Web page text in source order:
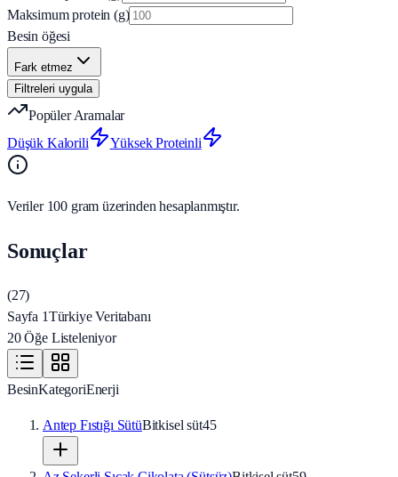
Maksimum protein (g)
Besin öğesi
Fark etmez
Filtreleri uygula
Popüler Aramalar
Düşük Kalorili
Yüksek Proteinli
Veriler 100 gram üzerinden hesaplanmıştır.
Sonuçlar
(27)
Sayfa 1Türkiye Veritabanı
20 Öğe Listeleniyor
BesinKategoriEnerji
Antep Fıstığı SütüBitkisel süt45